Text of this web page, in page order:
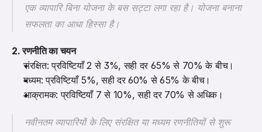
एक व्यापारि बिना योजना के बस सट्टा लगा रहा है। योजना बनाना
सफलता का आधा हिस्सा है।
2. रणनीति का चयन
संरक्षित: प्रविष्टियाँ 2 से 3%, सही दर 65% से 70% के बीच।
मध्यम: प्रविष्टियाँ 5%, सही दर 60% से 65% के बीच।
आक्रामक: प्रविष्टियाँ 7 से 10%, सही दर 70% से अधिक।
नवीनतम व्यापारियों के लिए संरक्षित या मध्यम रणनीतियों से शुरू